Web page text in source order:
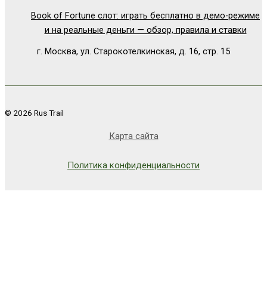
Book of Fortune слот: играть бесплатно в демо-режиме
и на реальные деньги — обзор, правила и ставки
г. Москва, ул. Старокотелкинская, д. 16, стр. 15
© 2026 Rus Trail
Карта сайта
Политика конфиденциальности